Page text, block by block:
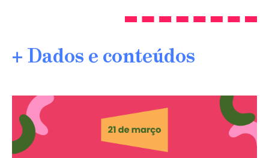
+ Dados e conteúdos